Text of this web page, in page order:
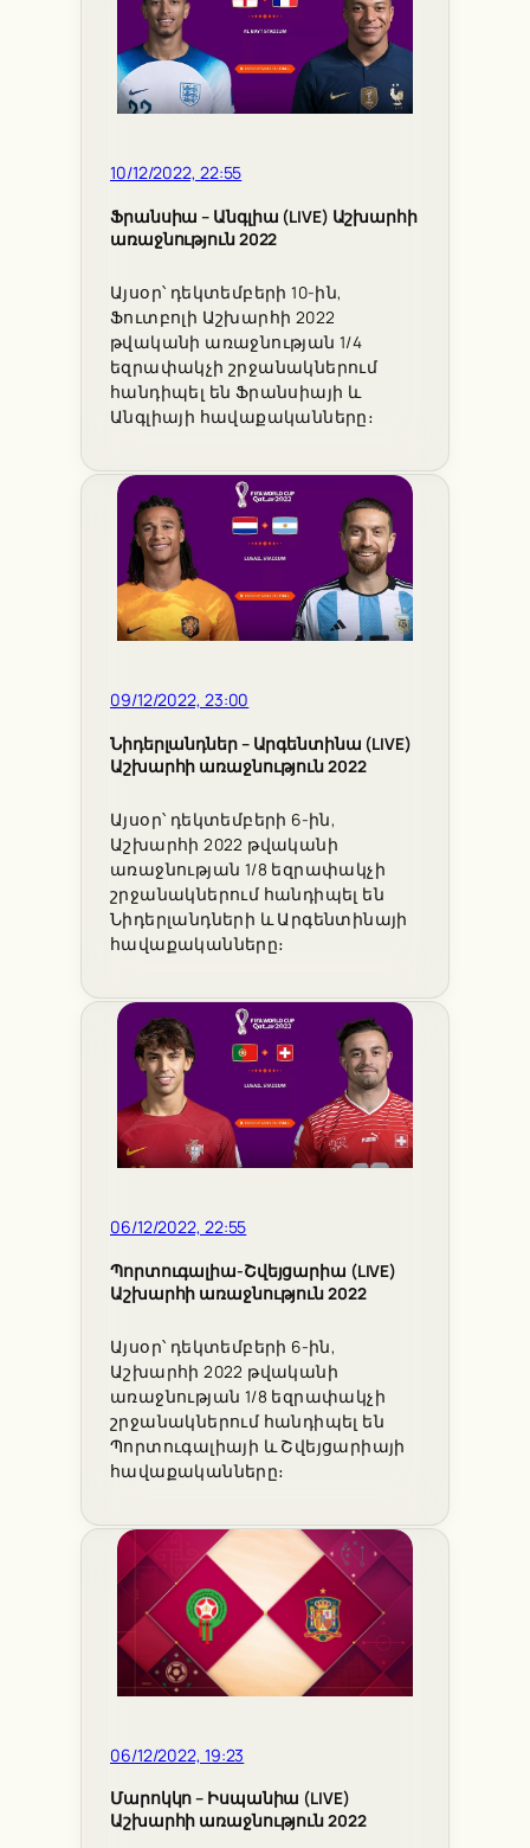
10/12/2022, 22:55
Ֆրանսիա – Անգլիա (LIVE) Աշխարհի
առաջնություն 2022
Այսօր՝ դեկտեմբերի 10-ին,
Ֆուտբոլի Աշխարհի 2022
թվականի առաջնության 1/4
եզրափակչի շրջանակներում
հանդիպել են Ֆրանսիայի և
Անգլիայի հավաքականները։
09/12/2022, 23:00
Նիդերլանդներ – Արգենտինա (LIVE)
Աշխարհի առաջնություն 2022
Այսօր՝ դեկտեմբերի 6-ին,
Աշխարհի 2022 թվականի
առաջնության 1/8 եզրափակչի
շրջանակներում հանդիպել են
Նիդերլանդների և Արգենտինայի
հավաքականները։
06/12/2022, 22:55
Պորտուգալիա-Շվեյցարիա (LIVE)
Աշխարհի առաջնություն 2022
Այսօր՝ դեկտեմբերի 6-ին,
Աշխարհի 2022 թվականի
առաջնության 1/8 եզրափակչի
շրջանակներում հանդիպել են
Պորտուգալիայի և Շվեյցարիայի
հավաքականները։
06/12/2022, 19:23
Մարոկկո – Իսպանիա (LIVE)
Աշխարհի առաջնություն 2022